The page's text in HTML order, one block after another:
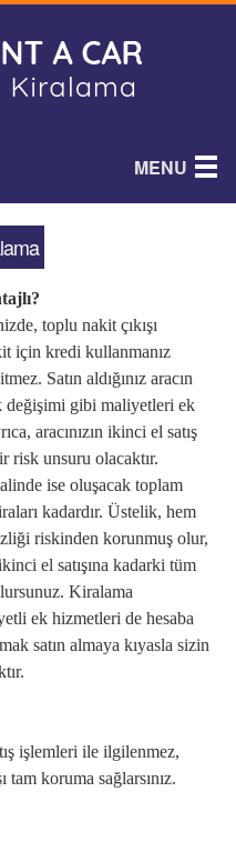
MENU
toplu nakit çıkışı
için kredi kullanmanız
Satın aldığınız aracın
değişimi gibi maliyetleri ek
aracınızın ikinci el satış
risk unsuru olacaktır.
ise oluşacak toplam
kadardır. Üstelik, hem
riskinden korunmuş olur,
el satışına kadarki tüm
Kiralama
ek hizmetleri de hesaba
satın almaya kıyasla sizin
işlemleri ile ilgilenmez,
koruma sağlarsınız.